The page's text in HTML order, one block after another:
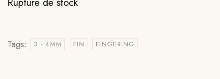
Tags: 3 - 4MM FIN FINGERING